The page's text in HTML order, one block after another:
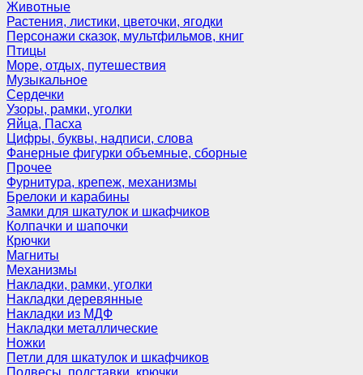
Животные
Растения, листики, цветочки, ягодки
Персонажи сказок, мультфильмов, книг
Птицы
Море, отдых, путешествия
Музыкальное
Сердечки
Узоры, рамки, уголки
Яйца, Пасха
Цифры, буквы, надписи, слова
Фанерные фигурки объемные, сборные
Прочее
Фурнитура, крепеж, механизмы
Брелоки и карабины
Замки для шкатулок и шкафчиков
Колпачки и шапочки
Крючки
Магниты
Механизмы
Накладки, рамки, уголки
Накладки деревянные
Накладки из МДФ
Накладки металлические
Ножки
Петли для шкатулок и шкафчиков
Подвесы, подставки, крючки